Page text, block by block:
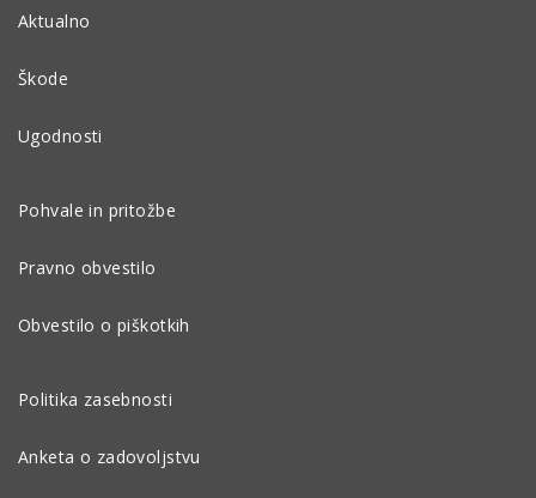
Aktualno
Škode
Ugodnosti
Pohvale in pritožbe
Pravno obvestilo
Obvestilo o piškotkih
Politika zasebnosti
Anketa o zadovoljstvu